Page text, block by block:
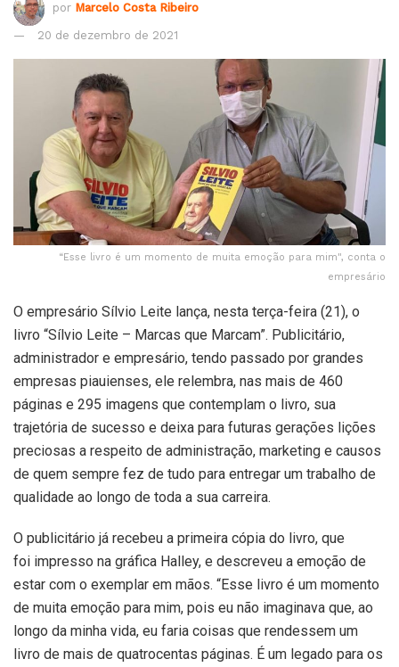
por Marcelo Costa Ribeiro
20 de dezembro de 2021
“Esse livro é um momento de muita emoção para mim", conta o
empresário
O empresário Sílvio Leite lança, nesta terça-feira (21), o
livro “Sílvio Leite – Marcas que Marcam”. Publicitário,
administrador e empresário, tendo passado por grandes
empresas piauienses, ele relembra, nas mais de 460
páginas e 295 imagens que contemplam o livro, sua
trajetória de sucesso e deixa para futuras gerações lições
preciosas a respeito de administração, marketing e causos
de quem sempre fez de tudo para entregar um trabalho de
qualidade ao longo de toda a sua carreira.
O publicitário já recebeu a primeira cópia do livro, que
foi impresso na gráfica Halley, e descreveu a emoção de
estar com o exemplar em mãos. “Esse livro é um momento
de muita emoção para mim, pois eu não imaginava que, ao
longo da minha vida, eu faria coisas que rendessem um
livro de mais de quatrocentas páginas. É um legado para os